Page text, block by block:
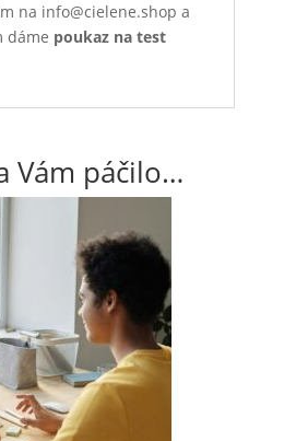
na info@cielene.shop a
dáme poukaz na test
Vám páčilo…